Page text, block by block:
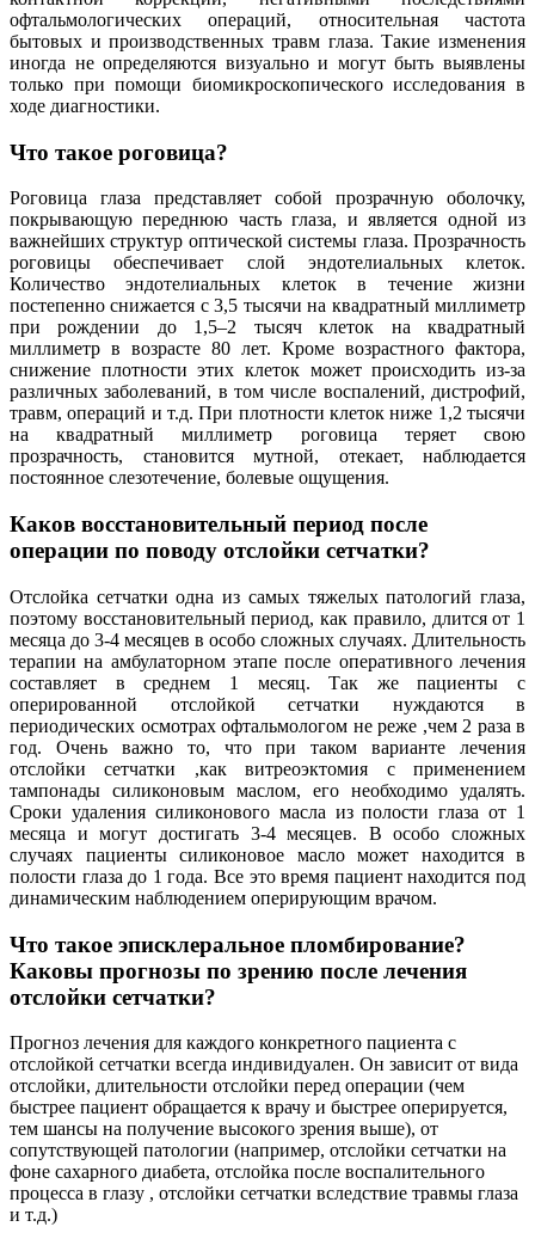
офтальмологических операций, относительная частота
бытовых и производственных травм глаза. Такие изменения
иногда не определяются визуально и могут быть выявлены
только при помощи биомикроскопического исследования в
ходе диагностики.
Что такое роговица?
Роговица глаза представляет собой прозрачную оболочку,
покрывающую переднюю часть глаза, и является одной из
важнейших структур оптической системы глаза. Прозрачность
роговицы обеспечивает слой эндотелиальных клеток.
Количество эндотелиальных клеток в течение жизни
постепенно снижается с 3,5 тысячи на квадратный миллиметр
при рождении до 1,5–2 тысяч клеток на квадратный
миллиметр в возрасте 80 лет. Кроме возрастного фактора,
снижение плотности этих клеток может происходить из-за
различных заболеваний, в том числе воспалений, дистрофий,
травм, операций и т.д. При плотности клеток ниже 1,2 тысячи
на квадратный миллиметр роговица теряет свою
прозрачность, становится мутной, отекает, наблюдается
постоянное слезотечение, болевые ощущения.
Каков восстановительный период после
операции по поводу отслойки сетчатки?
Отслойка сетчатки одна из самых тяжелых патологий глаза,
поэтому восстановительный период, как правило, длится от 1
месяца до 3-4 месяцев в особо сложных случаях. Длительность
терапии на амбулаторном этапе после оперативного лечения
составляет в среднем 1 месяц. Так же пациенты с
оперированной отслойкой сетчатки нуждаются в
периодических осмотрах офтальмологом не реже ,чем 2 раза в
год. Очень важно то, что при таком варианте лечения
отслойки сетчатки ,как витреоэктомия с применением
тампонады силиконовым маслом, его необходимо удалять.
Сроки удаления силиконового масла из полости глаза от 1
месяца и могут достигать 3-4 месяцев. В особо сложных
случаях пациенты силиконовое масло может находится в
полости глаза до 1 года. Все это время пациент находится под
динамическим наблюдением оперирующим врачом.
Что такое эписклеральное пломбирование?
Каковы прогнозы по зрению после лечения
отслойки сетчатки?
Прогноз лечения для каждого конкретного пациента с
отслойкой сетчатки всегда индивидуален. Он зависит от вида
отслойки, длительности отслойки перед операции (чем
быстрее пациент обращается к врачу и быстрее оперируется,
тем шансы на получение высокого зрения выше), от
сопутствующей патологии (например, отслойки сетчатки на
фоне сахарного диабета, отслойка после воспалительного
процесса в глазу , отслойки сетчатки вследствие травмы глаза
и т.д.)